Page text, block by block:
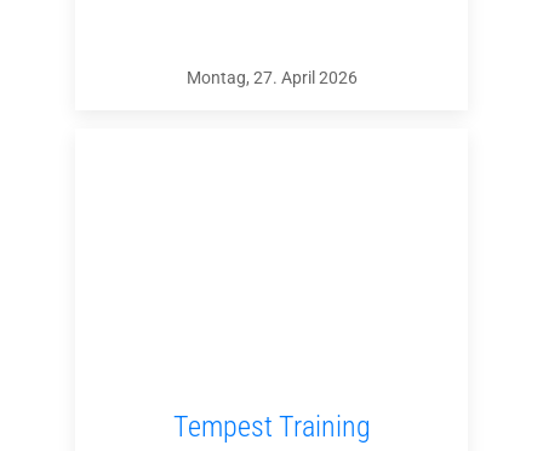
Montag, 27. April 2026
Tempest Training